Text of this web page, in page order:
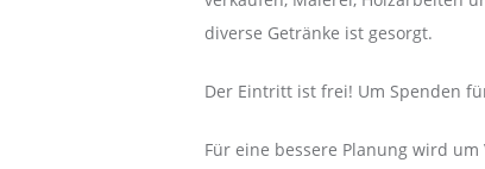
diverse Getränke ist gesorgt.
Der Eintritt ist frei! Um Spenden
Für eine bessere Planung wird